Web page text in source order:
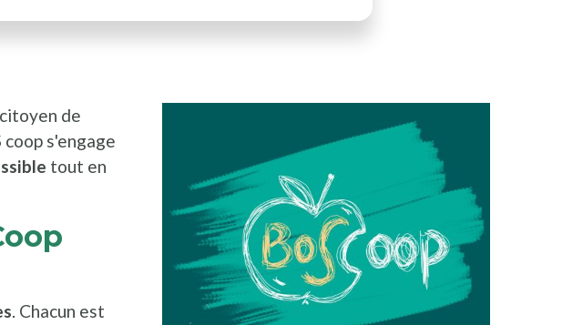
de
s'engage
tout en
. Chacun est